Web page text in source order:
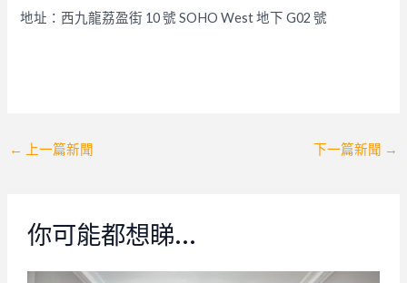
地址：西九龍荔盈街 10 號 SOHO West 地下 G02 號
Post
← 上一篇新聞 下一篇新聞 →
你可能都想睇…